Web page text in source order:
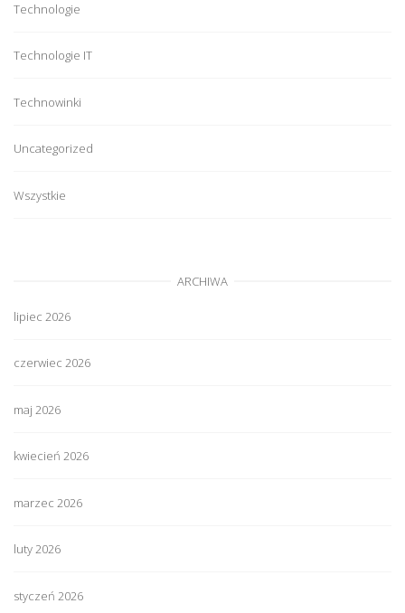
Technologie
Technologie IT
Technowinki
Uncategorized
Wszystkie
ARCHIWA
lipiec 2026
czerwiec 2026
maj 2026
kwiecień 2026
marzec 2026
luty 2026
styczeń 2026